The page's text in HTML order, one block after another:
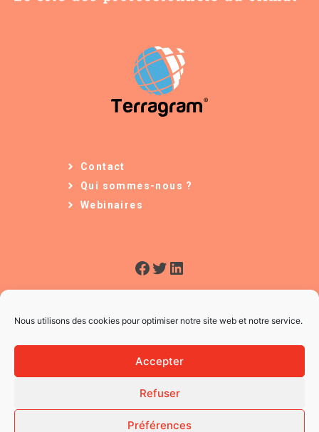
Nous utilisons des cookies pour optimiser notre site web et notre service.
Accepter
Refuser
Préférences
Contact
Qui sommes-nous ?
Webinaires
Facebook
Twitter
LinkedIn
© 2026 L'Usine à Ges
CGV